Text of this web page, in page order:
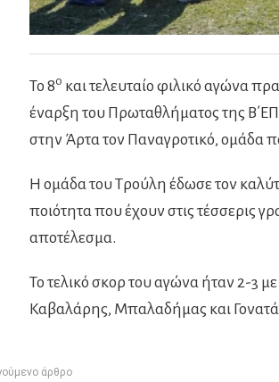
Το 8ο και τελευταίο φιλικό αγώνα
έναρξη του Πρωταθλήματος της
στην Άρτα τον Παναγροτικό, ομάδα
Η ομάδα του Τρούλη έδωσε τον
ποιότητα που έχουν στις τέσσερις
αποτέλεσμα.
Το τελικό σκορ του αγώνα ήταν 2-3
Καβαλάρης, Μπαλαδήμας και
άρθρο